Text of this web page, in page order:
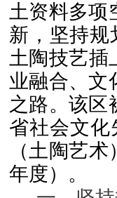
土资料多项
新，坚持规
土陶技艺插
业融合、文
之路。该区
省社会文化
（土陶艺
年度）。